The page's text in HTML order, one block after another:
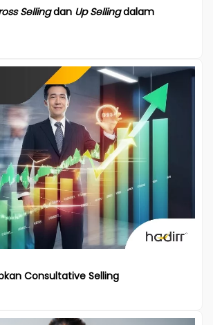
Sellingdan Up Sellingdalam
Consultative Selling